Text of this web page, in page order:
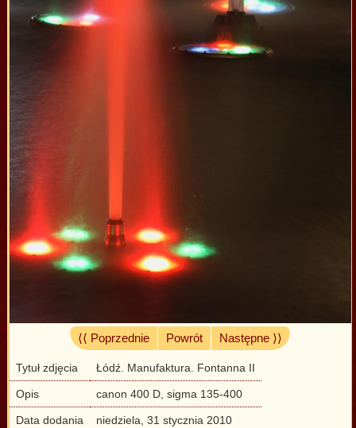
⟨⟨ Poprzednie Powrót Następne ⟩⟩
Tytuł zdjęcia Łódź. Manufaktura. Fontanna II
Opis canon 400 D, sigma 135-400
Data dodania niedziela, 31 stycznia 2010